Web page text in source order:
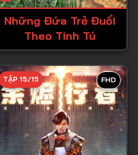
Những Đứa Trẻ Đuổi
Theo Tinh Tú
FHD
TẬP 15/15